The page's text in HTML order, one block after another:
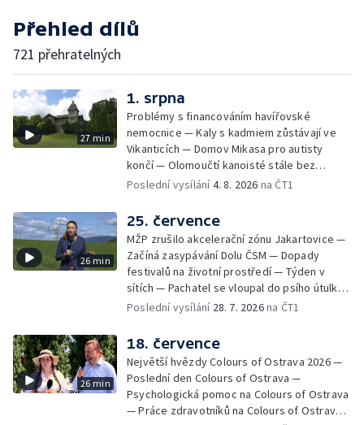
Přehled dílů
721 přehratelných
27 min
1. srpna
Problémy s financováním havířovské
nemocnice — Kaly s kadmiem zůstávají ve
Vikanticích — Domov Mikasa pro autisty
končí — Olomoučtí kanoisté stále bez
cvičného kanálu — Tereza Kneblová je
Nové využití pro Hückelovy vily — Nové
varhany v Rudě u Rýmařova
Poslední vysílání4. 8. 2026 na ČT1
26 min
25. července
MŽP zrušilo akcelerační zónu Jakartovice —
Začíná zasypávání Dolu ČSM — Dopady
festivalů na životní prostředí — Týden v
sítích — Pachatel se vloupal do psího útulku
— Dobrovolný armádní výcvik středoškoláků
Poslední vysílání 28. 7. 2026na ČT1
26 min
18. července
Největší hvězdy Colours of Ostrava 2026 —
Poslední den Colours of Ostrava —
Psychologická pomoc na Colours of Ostrava
— Práce zdravotníků na Colours of Ostrava